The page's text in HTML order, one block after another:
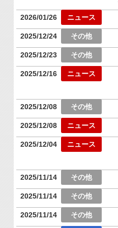
2026/01/26
2025/12/24
2025/12/23
2025/12/16
2025/12/08
2025/12/08
2025/12/04
2025/11/14
2025/11/14
2025/11/14